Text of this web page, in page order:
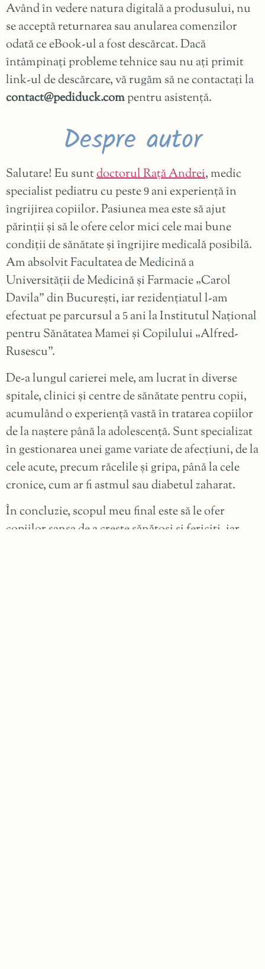
Având în vedere natura digitală a produsului, nu
se acceptă returnarea sau anularea comenzilor
odată ce eBook-ul a fost descărcat. Dacă
întâmpinați probleme tehnice sau nu ați primit
link-ul de descărcare, vă rugăm să ne contactați la
contact@pediduck.compentru asistență.
Despre autor
Salutare! Eu suntdoctorul Rață Andrei, medic
specialist pediatru cu peste 9 ani experiență în
îngrijirea copiilor. Pasiunea mea este să ajut
părinții și să le ofere celor mici cele mai bune
condiții de sănătate și îngrijire medicală posibilă.
Am absolvit Facultatea de Medicină a
Universității de Medicină și Farmacie „Carol
Davila” din București, iar rezidențiatul l-am
efectuat pe parcursul a 5 ani la Institutul Național
pentru Sănătatea Mamei și Copilului „Alfred-
Rusescu”.
De-a lungul carierei mele, am lucrat în diverse
spitale, clinici și centre de sănătate pentru copii,
acumulând o experiență vastă în tratarea copiilor
de la naștere până la adolescență. Sunt specializat
în gestionarea unei game variate de afecțiuni, de la
cele acute, precum răcelile și gripa, până la cele
cronice, cum ar fi astmul sau diabetul zaharat.
În concluzie, scopul meu final este să le ofer
copiilor șansa de a crește sănătoși și fericiți, iar